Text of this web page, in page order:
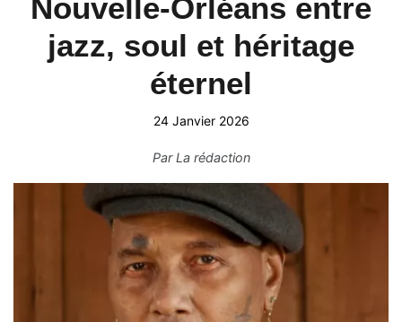
Nouvelle-Orléans entre
jazz, soul et héritage
éternel
24 Janvier 2026
ParLa rédaction